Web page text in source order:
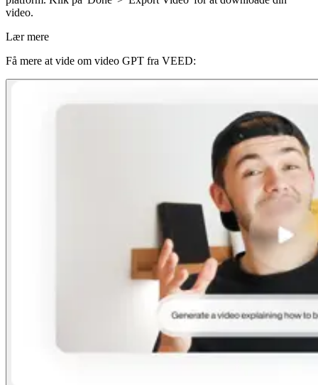
video.
Lær mere
Få mere at vide om video GPT fra VEED: